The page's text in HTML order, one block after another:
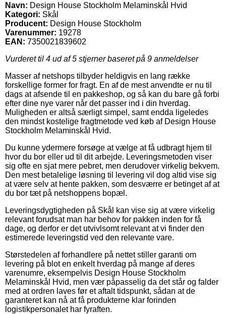
Navn: Design House Stockholm Melaminskål Hvid
Kategori: Skål
Producent: Design House Stockholm
Varenummer: 19278
EAN: 7350021839602
Vurderet til 4 ud af 5 stjerner baseret på 9 anmeldelser
Masser af netshops tilbyder heldigvis en lang række
forskellige former for fragt. En af de mest anvendte er nu til
dags at afsende til en pakkeshop, og så kan du bare gå forbi
efter dine nye varer når det passer ind i din hverdag.
Muligheden er altså særligt simpel, samt endda ligeledes
den mindst kostelige fragtmetode ved køb af Design House
Stockholm Melaminskål Hvid.
Du kunne ydermere forsøge at vælge at få udbragt hjem til
hvor du bor eller ud til dit arbejde. Leveringsmetoden viser
sig ofte en sjat mere pebret, men derudover virkelig bekvem.
Den mest betalelige løsning til levering vil dog altid vise sig
at være selv at hente pakken, som desværre er betinget af at
du bor tæt på netshoppens bopæl.
Leveringsdygtigheden på Skål kan vise sig at være virkelig
relevant forudsat man har behov for pakken inden for få
dage, og derfor er det utvivlsomt relevant at vi finder den
estimerede leveringstid ved den relevante vare.
Størstedelen af forhandlere på nettet stiller garanti om
levering på blot en enkelt hverdag på mange af deres
varenumre, eksempelvis Design House Stockholm
Melaminskål Hvid, men vær påpasselig da det står og falder
med at ordren laves før et aftalt tidspunkt, sådan at de
garanteret kan nå at få produkterne klar forinden
logistikpersonalet har fyraften.